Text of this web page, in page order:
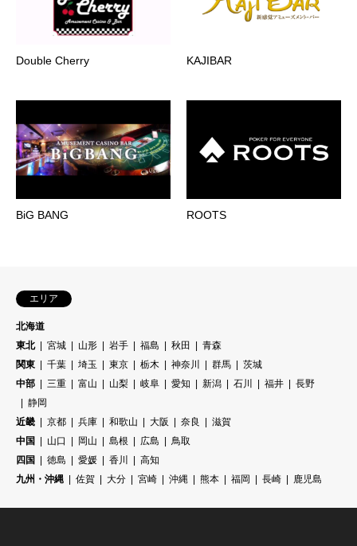
Double Cherry KAJIBAR
BiG BANG ROOTS
エリア
北海道
東北
宮城 山形 岩手 福島 秋田
青森
関東
千葉 埼玉 東京 栃木 神奈川 群馬
茨城
中部
三重 富山 山梨 岐阜 愛知 新潟 石川 福井
長野
静岡
近畿
京都 兵庫 和歌山 大阪 奈良
滋賀
中国
山口 岡山 島根 広島
鳥取
四国
徳島 愛媛 香川
高知
九州・沖縄
佐賀 大分 宮崎 沖縄 熊本 福岡 長崎 鹿児島